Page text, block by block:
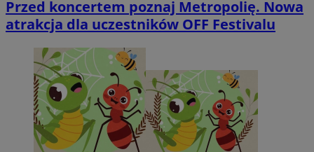
Przed koncertem poznaj Metropolię. Nowa
atrakcja dla uczestników OFF Festivalu